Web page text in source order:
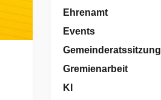
Ehrenamt
Events
Gemeinderatssitzung
Gremienarbeit
KI